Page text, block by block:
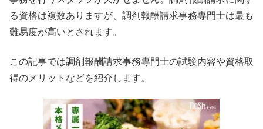
る資格は複数ありますが、調剤報酬請求事務専門士は最も
難易度が高いとされます。
この記事では調剤報酬請求事務専門士の試験内容や資格取
得のメリットなどを紹介します。